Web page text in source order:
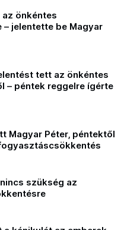
önkéntes
jelentette be Magyar
tett az önkéntes
– péntek reggelre ígérte
Magyar Péter, péntektől
szükség az